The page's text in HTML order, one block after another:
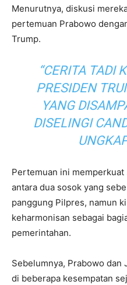
Menurutnya, diskusi
pertemuan Prabowo
Trump.
“CERITA TADI
PRESIDEN
YANG
DISELINGI
Pertemuan ini
antara dua sosok yang
panggung Pilpres, namun
keharmonisan sebagai
pemerintahan.
Sebelumnya, Prabowo
di beberapa kesempatan